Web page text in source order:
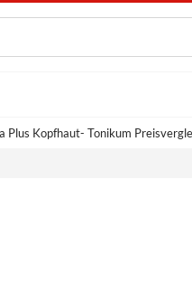
Plus Kopfhaut- Tonikum